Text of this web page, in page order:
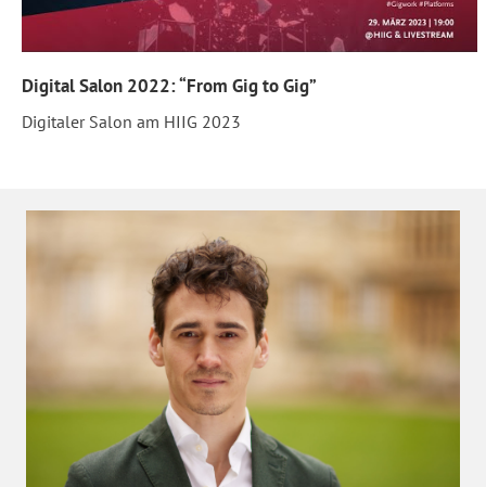
Digital Salon 2022: “From Gig to Gig”
Digitaler Salon am HIIG 2023